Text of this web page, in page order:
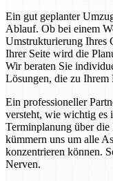
Ein gut geplanter
Ablauf. Ob bei einem
Umstrukturierung Ihres
Ihrer Seite wird die
Wir beraten Sie
Lösungen, die zu Ihrem
Ein professioneller
versteht, wie wichtig es
Terminplanung über
kümmern uns um alle
konzentrieren können.
Nerven.